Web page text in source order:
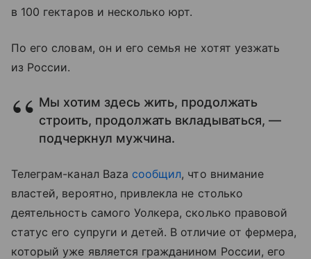
в 100 гектаров и несколько юрт.
По его словам, он и его семья не хотят уезжать
из России.
Мы хотим здесь жить, продолжать
строить, продолжать вкладываться, —
подчеркнул мужчина.
Телеграм-канал Baza сообщил, что внимание
властей, вероятно, привлекла не столько
деятельность самого Уолкера, сколько правовой
статус его супруги и детей. В отличие от фермера,
который уже является гражданином России, его